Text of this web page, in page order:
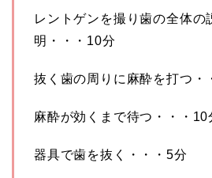
レントゲンを撮り歯の全体の
明・・・10分
抜く歯の周りに麻酔を打つ・
麻酔が効くまで待つ・・・10
器具で歯を抜く・・・5分